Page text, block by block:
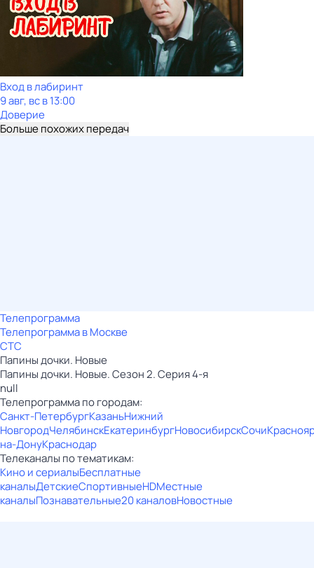
Вход в лабиринт
9 авг, вс в 13:00
Доверие
Больше похожих передач
Телепрограмма
Телепрограмма в Москве
СТС
Папины дочки. Новые
Папины дочки. Новые. Сезон 2. Серия 4-я
null
Телепрограмма по городам:
Санкт-ПетербургКазаньНижний
НовгородЧелябинскЕкатеринбургНовосибирскСочи
на-ДонуКраснодар
Телеканалы по тематикам:
Кино и сериалыБесплатные
каналыДетскиеСпортивныеHDМестные
каналыПознавательные20 каналовНовостные